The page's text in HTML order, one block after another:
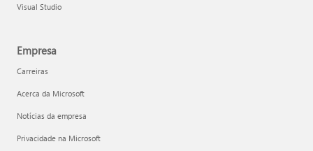
Visual Studio
Empresa
Carreiras
Acerca da Microsoft
Notícias da empresa
Privacidade na Microsoft